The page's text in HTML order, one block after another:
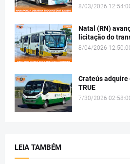
8/03/2026
Natal (RN)
licitação do
8/04/2026
Crateús adquire
TRUE
7/30/2026
LEIA TAMBÉM